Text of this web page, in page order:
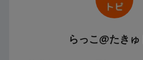
らっこ@たきゅ